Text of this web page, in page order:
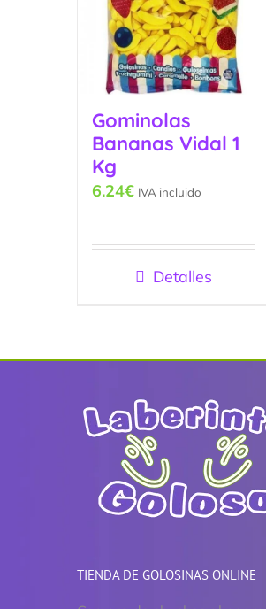
Gominolas
Bananas Vidal 1
Kg
6.24€ IVA incluido
Detalles
TIENDA DE GOLOSINAS ONLINE